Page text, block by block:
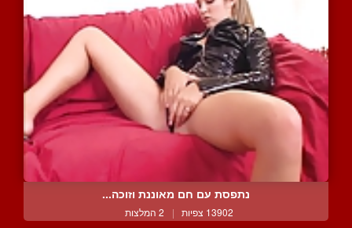
נתפסת עם חם מאוננת וזוכה...
13902 צפיות | 2 המלצות